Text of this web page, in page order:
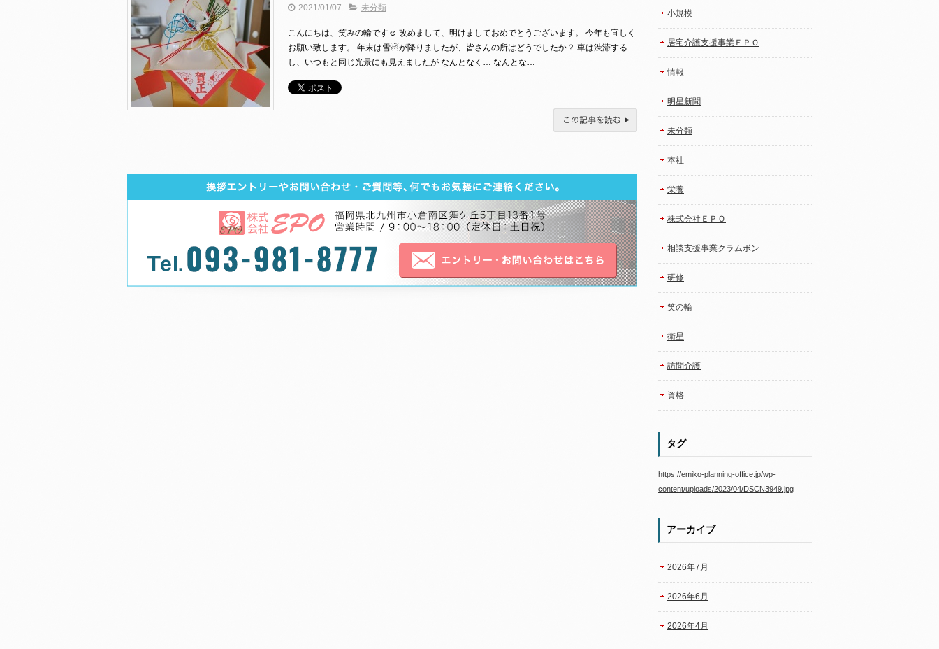
2021/01/07 未分類
こんにちは、笑みの輪です☺ 改めまして、明けましておめでとうございます。 今年も宜しく
お願い致します。 年末は雪☃が降りましたが、皆さんの所はどうでしたか？ 車は渋滞する
し、いつもと同じ光景にも見えましたが なんとなく… なんとな…
小規模
居宅介護支援事業ＥＰＯ
情報
明星新聞
未分類
本社
栄養
株式会社ＥＰＯ
相談支援事業クラムボン
研修
笑の輪
衛星
訪問介護
資格
タグ
https://emiko-planning-office.jp/wp-
content/uploads/2023/04/DSCN3949.jpg
アーカイブ
2026年7月
2026年6月
2026年4月